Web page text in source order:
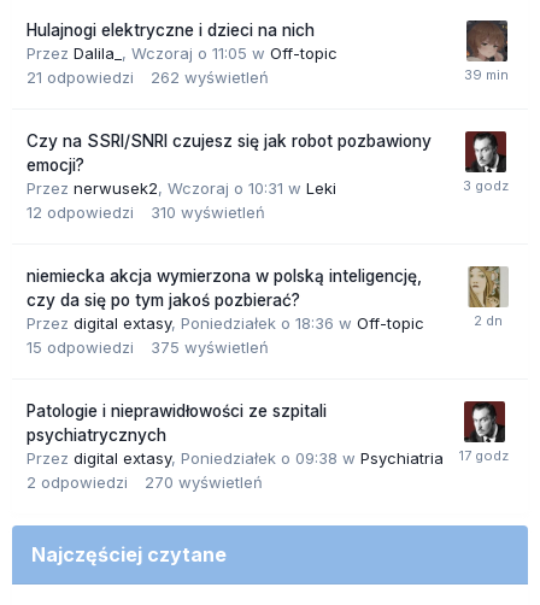
Hulajnogi elektryczne i dzieci na nich
Przez Dalila_ , Wczoraj o 11:05 w Off-topic
21 odpowiedzi 262 wyświetleń
Czy na SSRI/SNRI czujesz się jak robot pozbawiony
emocji?
Przez nerwusek2, Wczoraj o 10:31 w Leki
12 odpowiedzi 310 wyświetleń
niemiecka akcja wymierzona w polską inteligencję,
czy da się po tym jakoś pozbierać?
Przez digital extasy, Poniedziałek o 18:36 w Off-topic
15 odpowiedzi 375 wyświetleń
Patologie i nieprawidłowości ze szpitali
psychiatrycznych
Przez digital extasy, Poniedziałek o 09:38 w Psychiatria
2 odpowiedzi 270 wyświetleń
Najczęściej czytane